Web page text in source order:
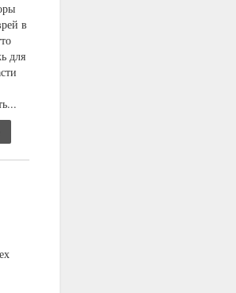
в
для